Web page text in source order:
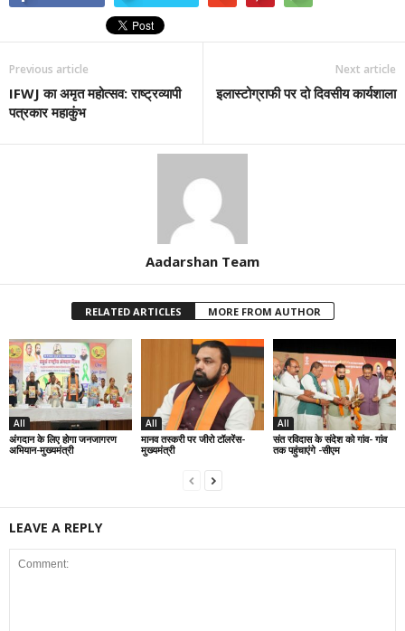
Previous article
IFWJ का अमृत महोत्सव: राष्ट्रव्यापी
पत्रकार महाकुंभ
Next article
इलास्टोग्राफी पर दो दिवसीय कार्यशाला
Aadarshan Team
RELATED ARTICLES MORE FROM AUTHOR
All
अंगदान के लिए होगा जनजागरण
अभियान-मुख्यमंत्री
All
मानव तस्करी पर जीरो टॉलरेंस-
मुख्यमंत्री
All
संत रविदास के संदेश को गांव- गांव
तक पहुंचाएंगे -सीएम
LEAVE A REPLY